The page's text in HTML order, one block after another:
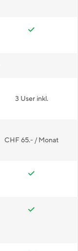
3 User inkl.
CHF 65.- / Monat